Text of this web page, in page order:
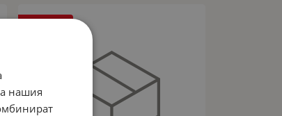
НЕНАЛИЧЕН
нашия